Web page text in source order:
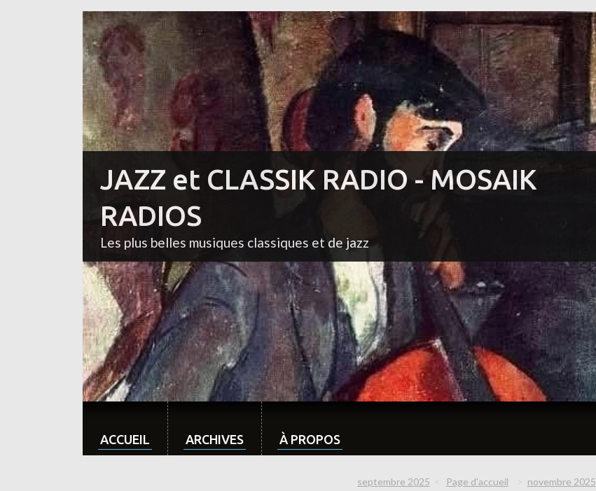
JAZZ et CLASSIK RADIO - MOSAIK
RADIOS
Les plus belles musiques classiques et de jazz
ACCUEIL ARCHIVES À PROPOS
septembre 2025 Page d'accueil novembre 2025